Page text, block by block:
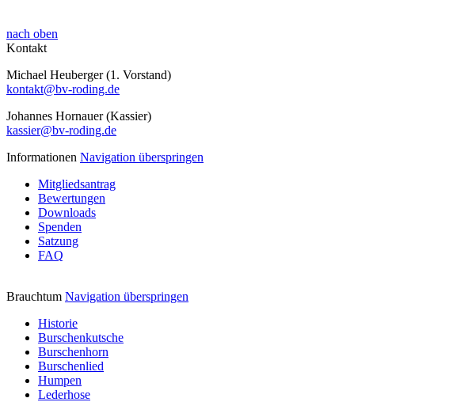
nach oben
Kontakt
Michael Heuberger (1. Vorstand)
kontakt@bv-roding.de
Johannes Hornauer (Kassier)
kassier@bv-roding.de
Informationen Navigation überspringen
Mitgliedsantrag
Bewertungen
Downloads
Spenden
Satzung
FAQ
Brauchtum Navigation überspringen
Historie
Burschenkutsche
Burschenhorn
Burschenlied
Humpen
Lederhose